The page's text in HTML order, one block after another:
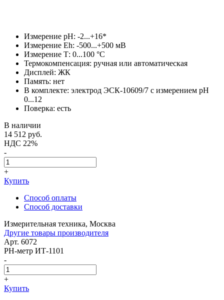
Измерение рН: -2...+16*
Измерение Eh: -500...+500 мВ
Измерение Т: 0...100 °С
Термокомпенсация: ручная или автоматическая
Дисплей: ЖК
Память: нет
В комплекте: электрод ЭСК-10609/7 с измерением pH
0...12
Поверка: есть
В наличии
14 512 руб.
НДС 22%
-
+
Купить
Способ оплаты
Способ доставки
Измерительная техника, Москва
Другие товары производителя
Арт. 6072
PH-метр ИТ-1101
-
+
Купить